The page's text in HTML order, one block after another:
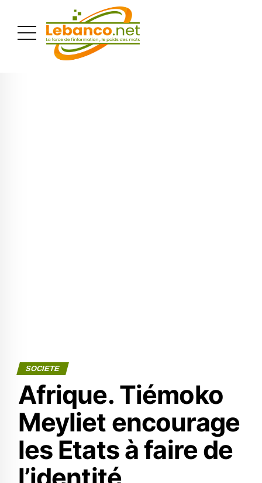
SOCIETE
Afrique. Tiémoko
Meyliet encourage
les Etats à faire de